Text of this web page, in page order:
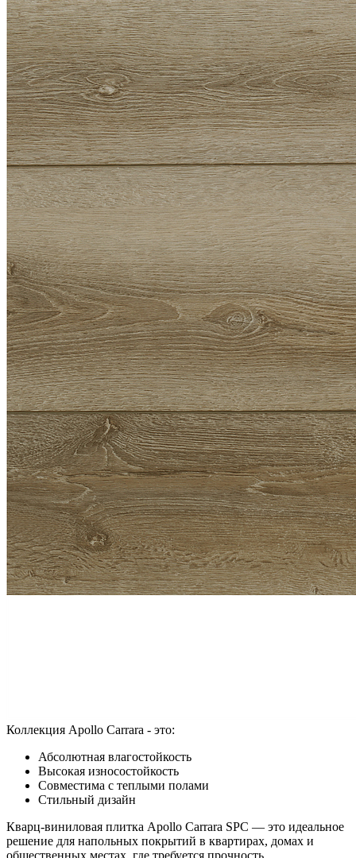
Коллекция Apollo Carrara - это:
Абсолютная влагостойкость
Высокая износостойкость
Совместима с теплыми полами
Стильный дизайн
Кварц-виниловая плитка Apollo Carrara SPC — это идеальное
решение для напольных покрытий в квартирах, домах и
общественных местах, где требуется прочность,